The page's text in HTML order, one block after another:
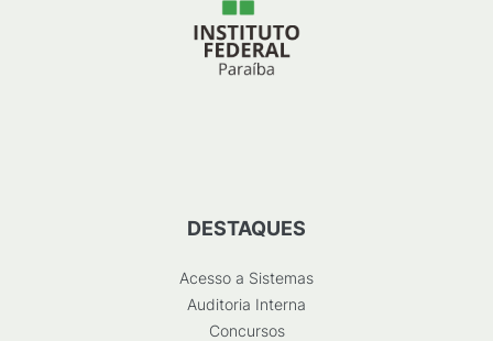
DESTAQUES
Acesso a Sistemas
Auditoria Interna
Concursos